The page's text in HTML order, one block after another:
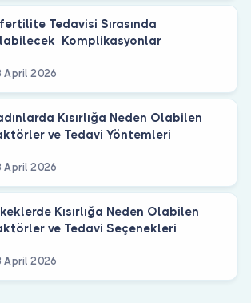
Tedavisi Sırasında
Komplikasyonlar
April 2026
Kısırlığa Neden Olabilen
ve Tedavi Yöntemleri
April 2026
Kısırlığa Neden Olabilen
ve Tedavi Seçenekleri
April 2026